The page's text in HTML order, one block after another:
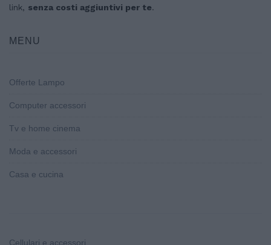
link, senza costi aggiuntivi per te.
MENU
Offerte Lampo
Computer accessori
Tv e home cinema
Moda e accessori
Casa e cucina
Cellulari e accessori